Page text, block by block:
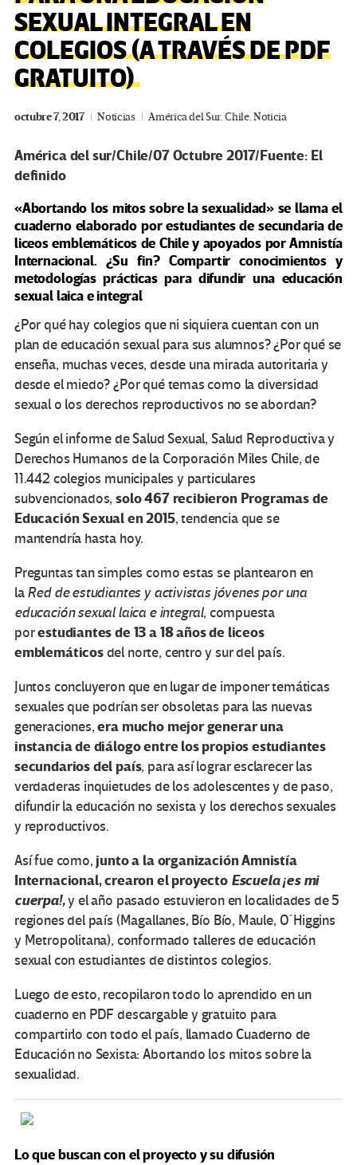
SEXUAL INTEGRAL EN
COLEGIOS (A TRAVÉS DE PDF
GRATUITO)
octubre 7, 2017 Noticias América del Sur,Chile,Noticia
América del sur/Chile/07 Octubre 2017/Fuente: El
definido
«Abortando los mitos sobre la sexualidad» se llama el
cuaderno elaborado por estudiantes de secundaria de
liceos emblemáticos de Chile y apoyados por Amnistía
Internacional. ¿Su fin? Compartir conocimientos y
metodologías prácticas para difundir una educación
sexual laica e integral
¿Por qué hay colegios que ni siquiera cuentan con un
plan de educación sexual para sus alumnos? ¿Por qué se
enseña, muchas veces, desde una mirada autoritaria y
desde el miedo? ¿Por qué temas como la diversidad
sexual o los derechos reproductivos no se abordan?
Según el informe de Salud Sexual, Salud Reproductiva y
Derechos Humanos de la Corporación Miles Chile, de
11.442 colegios municipales y particulares
subvencionados,solo 467 recibieron Programas de
Educación Sexual en 2015, tendencia que se
mantendría hasta hoy.
Preguntas tan simples como estas se plantearon en
laRed de estudiantes y activistas jóvenes por una
educación sexual laica e integral, compuesta
porestudiantes de 13 a 18 años de liceos
emblemáticosdel norte, centro y sur del país.
Juntos concluyeron que en lugar de imponer temáticas
sexuales que podrían ser obsoletas para las nuevas
generaciones,era mucho mejor generar una
instancia de diálogo entre los propios estudiantes
secundarios del país, para así lograr esclarecer las
verdaderas inquietudes de los adolescentes y de paso,
difundir la educación no sexista y los derechos sexuales
y reproductivos.
Así fue como, junto a la organizaciónAmnistía
Internacional, crearon el proyecto Escuela ¡es mi
cuerpa!,y el año pasado estuvieron en localidades de 5
regiones del país (Magallanes, Bío Bío, Maule, O´Higgins
y Metropolitana), conformado talleres de educación
sexual con estudiantes de distintos colegios.
Luego de esto, recopilaron todo lo aprendido en un
cuaderno en PDF descargable y gratuito para
compartirlo con todo el país, llamado Cuaderno de
Educación no Sexista: Abortando los mitos sobre la
sexualidad.
Lo que buscan con el proyecto y su difusión